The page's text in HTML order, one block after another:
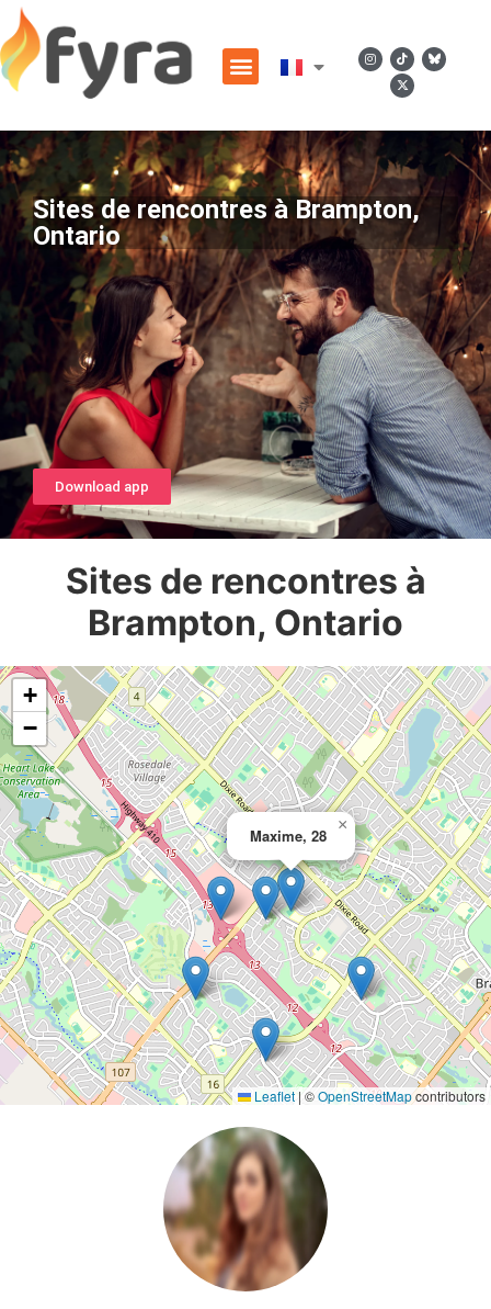
Sites de rencontres à Brampton,
Ontario
Download app
Sites de rencontres à
Brampton, Ontario
Maxime, 28
×
+
−
Leaflet | ©OpenStreetMapcontributors